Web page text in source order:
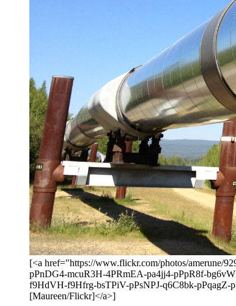
[<a href="https://www.flickr.com/photos/amerune/
pPnDG4-mcuR3H-4PRmEA-pa4jj4-pPpR8f-
f9HdVH-f9Hfrg-bsTPiV-pPsNPJ-q6C8bk-
[Maureen/Flickr]</a>]